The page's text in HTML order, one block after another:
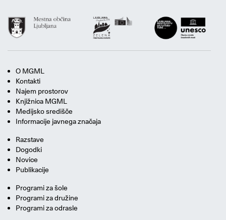
O MGML
Kontakti
Najem prostorov
Knjižnica MGML
Medijsko središče
Informacije javnega značaja
Razstave
Dogodki
Novice
Publikacije
Programi za šole
Programi za družine
Programi za odrasle